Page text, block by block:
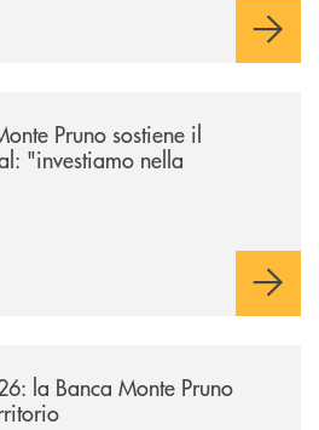
Pruno sostiene il
"investiamo nella
la Banca Monte Pruno